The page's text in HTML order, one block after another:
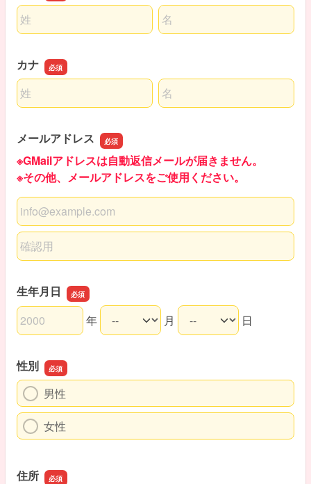
名前の姓
名前の名
カナ
名前の姓
名前の名
メールアドレス
※GMailアドレスは自動返信メールが届きません。
※その他、メールアドレスをご使用ください。
メールアドレス
メールアドレスの確認用
生年月日
生年月日の年 年
生年月日の月 月
生年月日の日 日
性別
男性
女性
住所